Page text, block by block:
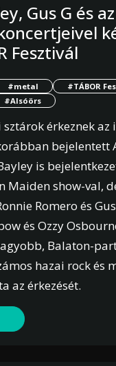
Gus G és az
Fesztivál
#metal
#TÁBOR
#Alsóörs
érkeznek az
bejelentett
is
Maiden show-val,
Romero és
és Ozzy
Balaton-
hazai rock és
az érkezését.